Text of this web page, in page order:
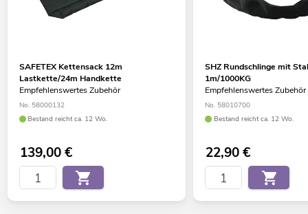
SAFETEX Kettensack 12m
Lastkette/24m Handkette
Empfehlenswertes Zubehör
No. 58000132
Bestand reicht ca. 12 Wo.
139,00€
SHZ Rundschlinge mit
1m/1000KG
Empfehlenswertes Zubehör
No. 58010700
Bestand reicht ca. 12 Wo.
22,90€